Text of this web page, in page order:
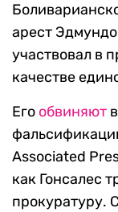
арест
участвовал в
качестве
Его обвиняют
Associated
как Гонсалес
прокуратуру.